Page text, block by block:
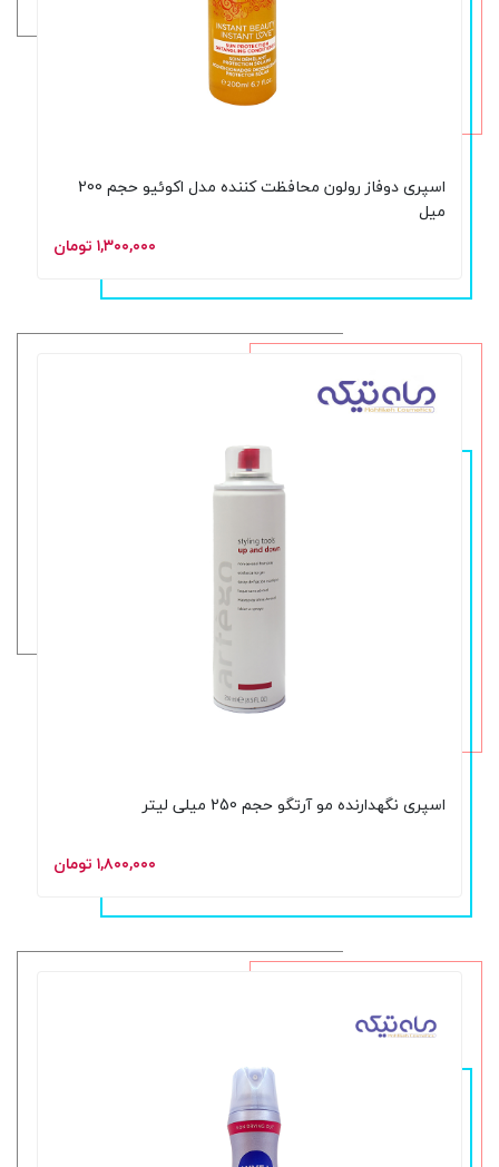
اسپری دوفاز رولون محافظت کننده مدل اکوئیو حجم 200
میل
۱,۳۰۰,۰۰۰ تومان
اسپری نگهدارنده مو آرتگو حجم 250 میلی لیتر
۱,۸۰۰,۰۰۰ تومان